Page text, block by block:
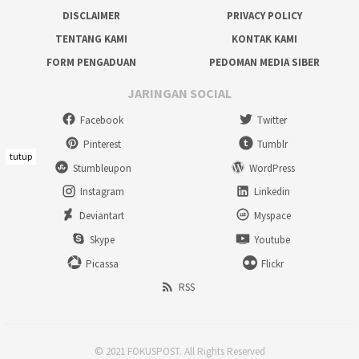
DISCLAIMER
PRIVACY POLICY
TENTANG KAMI
KONTAK KAMI
FORM PENGADUAN
PEDOMAN MEDIA SIBER
JARINGAN SOCIAL
Facebook
Twitter
Pinterest
Tumblr
Stumbleupon
WordPress
Instagram
Linkedin
Deviantart
Myspace
Skype
Youtube
Picassa
Flickr
RSS
© 2021 FOKUSPOST. All Rights Reserved
tutup